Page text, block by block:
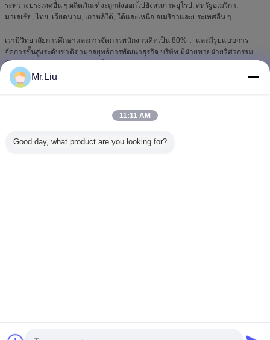
ระหว่างประเทศอื่น ๆ ผลิตภัณฑ์จะถูกส่งออกไปยังสหภาพยุโรป, สหรัฐอเมริกา,
มาเลเซีย, ไทย, เวียดนาม, เกาหลีใต้, ใต้และเหนือ อเมริกาและประเทศอื่น ๆ
เรามีวิทยาลัยการศึกษาและการจัดการพนักงานคิดเป็น 80%， และมีรูปแบบการ
จัดการขั้นสูงระดับชาติตามกลยุทธ์การพัฒนาธุรกิจ บริษัท มีฝ่ายขายฝ่ายวิศวกรรม
ฝ่ายการเงินฝ่ายการตลาดแผนกโลจิสติกการตลาดและแผนกหลังการขายและ ภาค
ย่อยอื่น ๆ
ดังนั้นชื่อเสียงของ บริษัท ของเราในอุตสาหกรรมเป็นอย่างดีในปีนี้เรามีลูกค้าเก่า
ทำให้คุณผิดหวัง!
Mr.Liu
11:11 AM
Good day, what product are you looking for?